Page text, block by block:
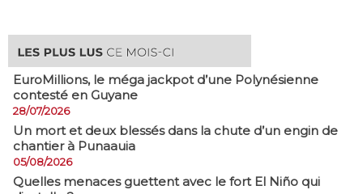
EuroMillions, ​le méga jackpot d’une Polynésienne
contesté en Guyane
28/07/2026
​Un mort et deux blessés dans la chute d’un engin de
chantier à Punaauia
05/08/2026
Quelles menaces guettent avec le fort El Niño qui